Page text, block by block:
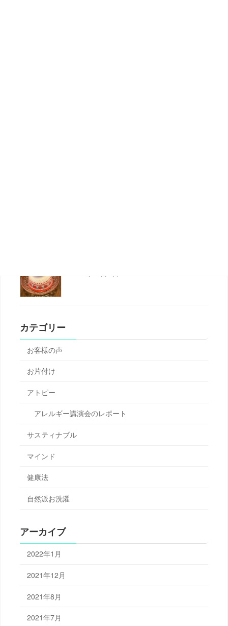
カテゴリー
お客様の声
お片付け
アトピー
アレルギー講演会のレポート
サスティナブル
マインド
健康法
自然派お洗濯
アーカイブ
2022年1月
2021年12月
2021年8月
2021年7月